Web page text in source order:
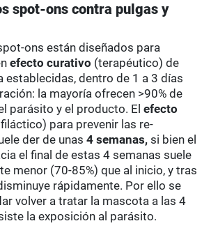
spot-ons contra pulgas y
ons están diseñados para
efecto curativo (terapéutico) de
establecidas, dentro de 1 a 3 días
la mayoría ofrecen >90% de
parásito y el producto. Elefecto
para prevenir las re-
der de unas4 semanas,si bien el
el final de estas 4 semanas suele
menor (70-85%) que al inicio, y tras
rápidamente. Por ello se
volver a tratar la mascota a las 4
la exposición al parásito.